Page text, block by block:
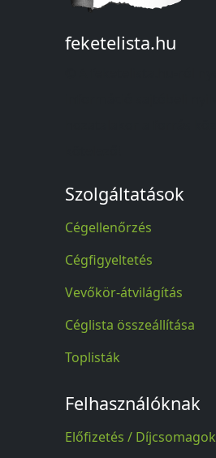
feketelista.hu
Szolgáltatások
Cégellenőrzés
Cégfigyeltetés
Vevőkör-átvilágítás
Céglista összeállítása
Toplisták
Felhasználóknak
Előfizetés / Díjcsomagok